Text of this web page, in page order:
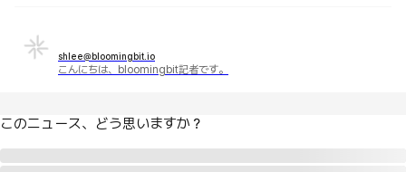
shlee@bloomingbit.io
こんにちは、bloomingbit記者です。
このニュース、どう思いますか？